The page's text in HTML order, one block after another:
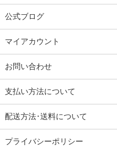
公式ブログ
マイアカウント
お問い合わせ
支払い方法について
配送方法･送料について
プライバシーポリシー